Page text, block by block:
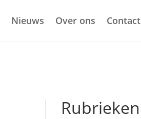
Nieuws Over ons Contact
Rubrieken